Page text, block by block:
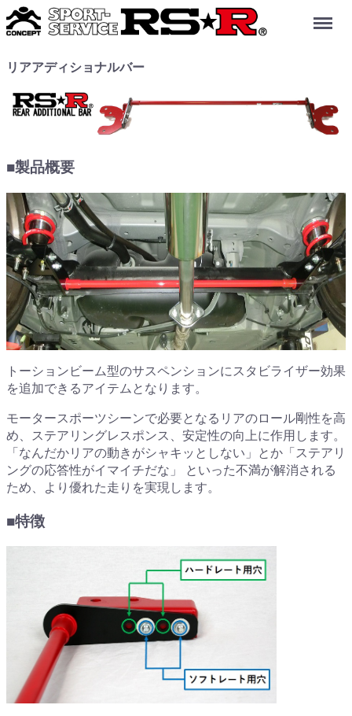
Menu
リアアディショナルバー
■製品概要
トーションビーム型のサスペンションにスタビライザー効果
を追加できるアイテムとなります。
モータースポーツシーンで必要となるリアのロール剛性を高
め、ステアリングレスポンス、安定性の向上に作用します。
「なんだかリアの動きがシャキッとしない」とか「ステアリ
ングの応答性がイマイチだな」 といった不満が解消される
ため、より優れた走りを実現します。
■特徴